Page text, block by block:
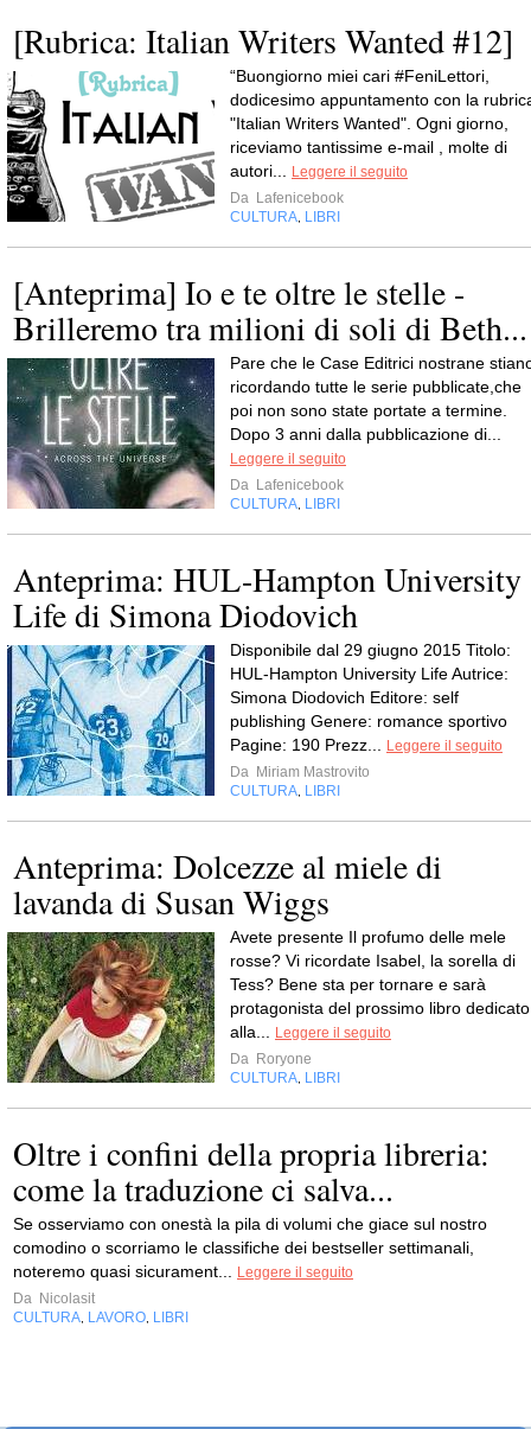
[Rubrica: Italian Writers Wanted #12]
“Buongiorno miei cari #FeniLettori,
dodicesimo appuntamento con la
"Italian Writers Wanted". Ogni giorno,
riceviamo tantissime e-mail , molte di
autori...
Leggere il seguito
Da Lafenicebook
CULTURA LIBRI
[Anteprima] Io e te oltre le stelle -
Brilleremo tra milioni di soli di Beth...
Pare che le Case Editrici nostrane
ricordando tutte le serie pubblicate,che
poi non sono state portate a termine.
Dopo 3 anni dalla pubblicazione di...
Leggere il seguito
Da Lafenicebook
CULTURA LIBRI
Anteprima: HUL-Hampton University
Life di Simona Diodovich
Disponibile dal 29 giugno 2015 Titolo:
HUL-Hampton University Life Autrice:
Simona Diodovich Editore: self
publishing Genere: romance sportivo
Pagine: 190 Prezz...
Leggere il seguito
Da Miriam Mastrovito
CULTURA LIBRI
Anteprima: Dolcezze al miele di
lavanda di Susan Wiggs
Avete presente Il profumo delle mele
rosse? Vi ricordate Isabel, la sorella di
Tess? Bene sta per tornare e sarà
protagonista del prossimo libro dedicato
alla...
Leggere il seguito
Da Roryone
CULTURA LIBRI
Oltre i confini della propria libreria:
come la traduzione ci salva...
Se osserviamo con onestà la pila di volumi che giace sul nostro
comodino o scorriamo le classifiche dei bestseller settimanali,
noteremo quasi sicurament...
Leggere il seguito
Da Nicolasit
CULTURA LAVORO LIBRI